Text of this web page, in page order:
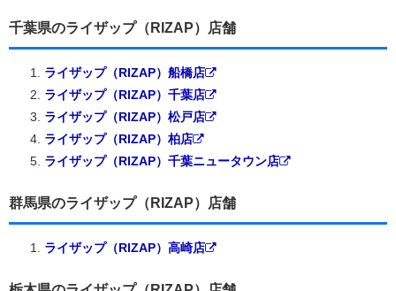
千葉県のライザップ（RIZAP）店舗
ライザップ（RIZAP）船橋店
ライザップ（RIZAP）千葉店
ライザップ（RIZAP）松戸店
ライザップ（RIZAP）柏店
ライザップ（RIZAP）千葉ニュータウン店
群馬県のライザップ（RIZAP）店舗
ライザップ（RIZAP）高崎店